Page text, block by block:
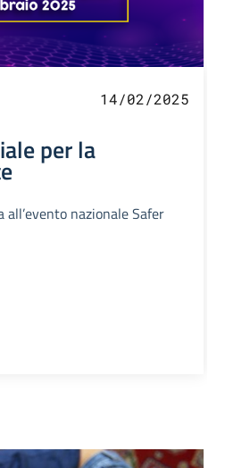
14/02/2025
per la
nazionale Safer